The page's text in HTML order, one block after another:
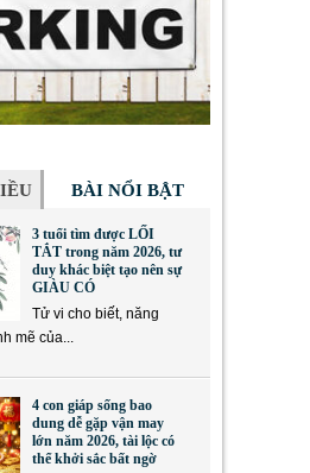
BÀI NỔI BẬT
3 tuổi tìm được LỐI
TẮT trong năm 2026, tư
duy khác biệt tạo nên sự
GIÀU CÓ
Tử vi cho biết, năng
mẽ của...
4 con giáp sống bao
dung dễ gặp vận may
lớn năm 2026, tài lộc có
thể khởi sắc bất ngờ